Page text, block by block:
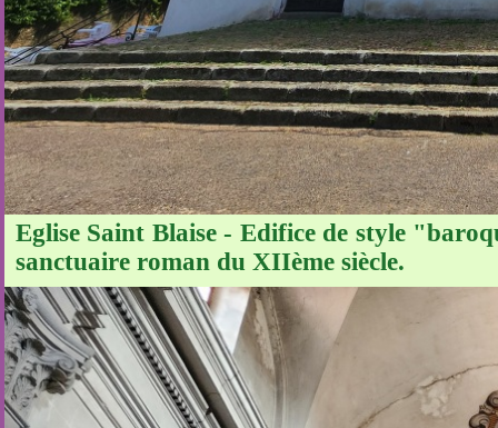
Eglise Saint Blaise - Edifice de style
sanctuaire roman du XIIème siècle.